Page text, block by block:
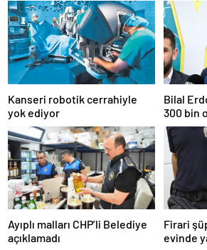
Kanseri robotik cerrahiyle
yok ediyor
Bilal
300 bin
yaz
Ayıplı malları CHP’li Belediye
açıklamadı
Firari
evinde